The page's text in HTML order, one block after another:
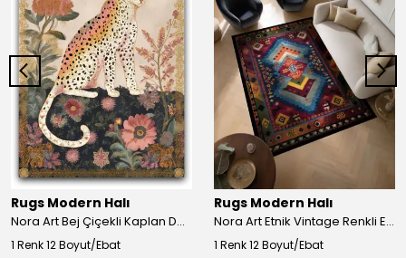
Rugs Modern Halı
Nora Art Bej Çiçekli Kaplan Desenli Dokuma Taban Dekoratif Salon Halısı 61
1 Renk 12 Boyut/Ebat
Rugs Modern Halı
Nora Art Etnik Vintage Renkli Eskitme Dokuma Taban Dekoratif Salon Halısı 63
1 Renk 12 Boyut/Ebat